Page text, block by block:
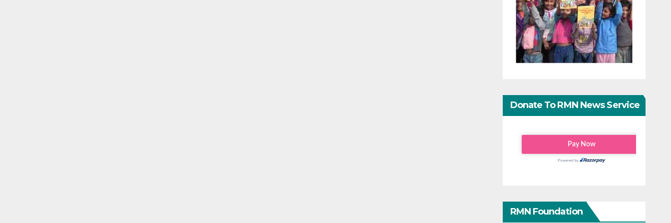
Donate To RMN News Service
RMN Foundation